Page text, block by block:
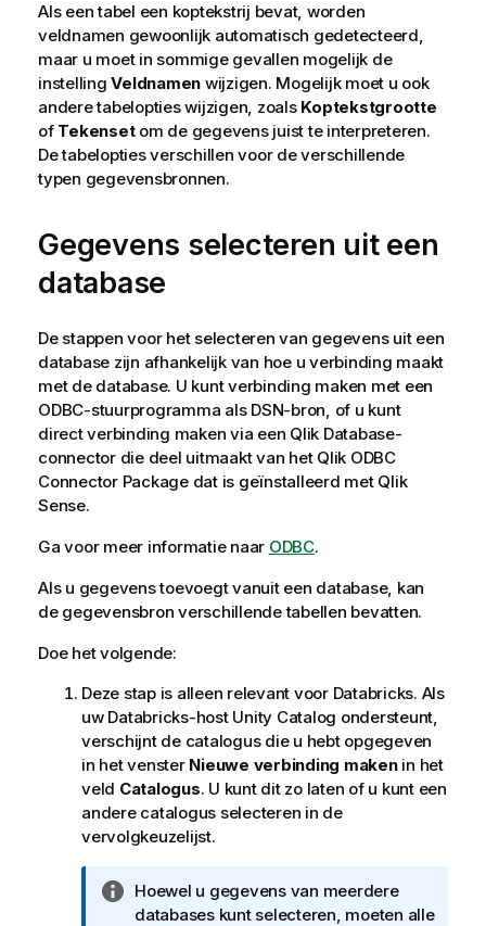
Als een tabel een koptekstrij bevat, worden
veldnamen gewoonlijk automatisch gedetecteerd,
maar u moet in sommige gevallen mogelijk de
instellingVeldnamen wijzigen. Mogelijk moet u ook
andere tabelopties wijzigen, zoals Koptekstgrootte
of Tekensetom de gegevens juist te interpreteren.
De tabelopties verschillen voor de verschillende
typen gegevensbronnen.
Gegevens selecteren uit een
database
De stappen voor het selecteren van gegevens uit een
database zijn afhankelijk van hoe u verbinding maakt
met de database. U kunt verbinding maken met een
ODBC-stuurprogramma als DSN-bron, of u kunt
directverbinding maken via een Qlik Database-
connector die deel uitmaakt van het Qlik ODBC
Connector Packagedat is geïnstalleerd met Qlik
Sense.
Ga voor meer informatie naar ODBC.
Als u gegevens toevoegt vanuit een database, kan
de gegevensbron verschillende tabellen bevatten.
Doe het volgende:
Deze stap is alleen relevant voor Databricks. Als
uw Databricks-host Unity Catalog ondersteunt,
verschijnt de catalogus die u hebt opgegeven
in het venster Nieuwe verbinding makenin het
veld Catalogus. U kunt dit zo laten of u kunt een
andere catalogus selecteren in de
vervolgkeuzelijst.
I
n
Hoewel u gegevens van meerdere
databases kunt selecteren, moeten alle